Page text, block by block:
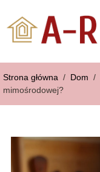
Strona główna / Dom /
mimośrodowej?